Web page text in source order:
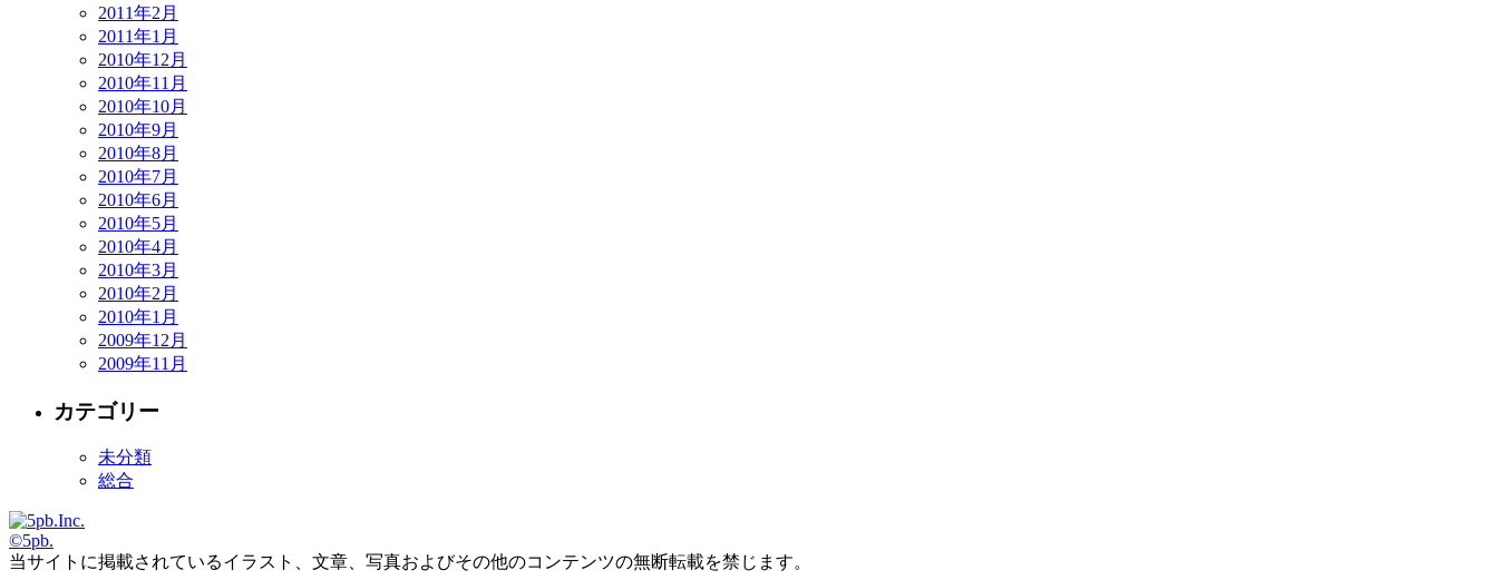
2011年2月
2011年1月
2010年12月
2010年11月
2010年10月
2010年9月
2010年8月
2010年7月
2010年6月
2010年5月
2010年4月
2010年3月
2010年2月
2010年1月
2009年12月
2009年11月
カテゴリー
未分類
総合
©5pb.
当サイトに掲載されているイラスト、文章、写真およびその他のコンテンツの無断転載を禁じます。